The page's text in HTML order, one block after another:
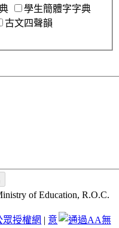
學生簡體字字典
古文四聲韻
of Education, R.O.C.
眾授權網 | 意